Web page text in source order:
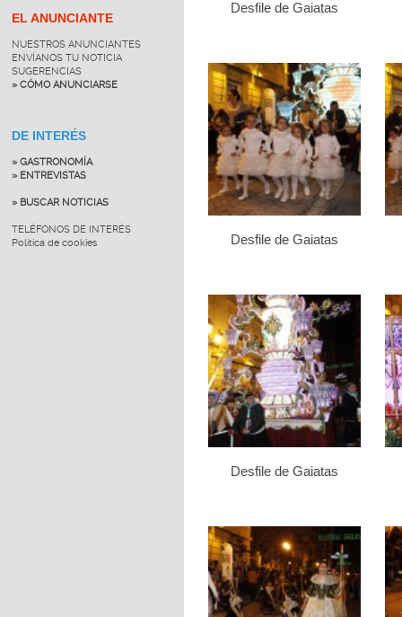
EL ANUNCIANTE
NUESTROS ANUNCIANTES
ENVÍANOS TU NOTICIA
SUGERENCIAS
» CÓMO ANUNCIARSE
DE INTERÉS
» GASTRONOMÍA
» ENTREVISTAS
» BUSCAR NOTICIAS
TELÉFONOS DE INTERÉS
Política de cookies
Desfile de Gaiatas
Desfile de Gaiatas
Desfile de Gaiatas